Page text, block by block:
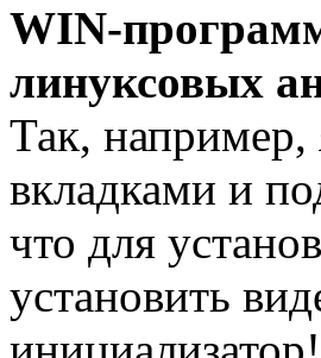
WIN-
линуксовых
Так, например,
вкладками и
что для
установить